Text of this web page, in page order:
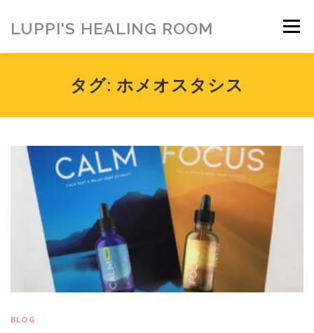
ッ
LUPPI'S HEALING ROOM メニュー
ご挨拶 MENU お客様の声
アメブロ お問い合わせ ご寄付のお願い
タグ: ホメオスタシス
BLOG